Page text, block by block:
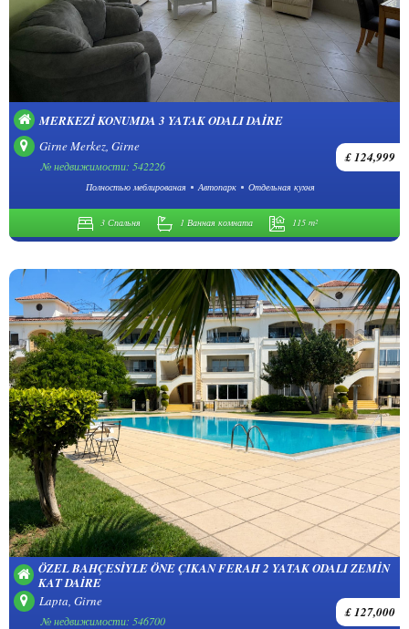
MERKEZI KONUMDA 3 YATAK ODALI DAIRE
Girne Merkez, Girne
£ 124,999
№ недвижимости: 542226
Полностью меблированая Автопарк Отдельная кухня
3 Спальня 1 Ванная комната 115 m²
ÖZEL BAHÇESIYLE ÖNE ÇIKAN FERAH 2 YATAK ODALI ZEMIN
KAT DAIRE
Lapta, Girne
£ 127,000
№ недвижимости: 546700